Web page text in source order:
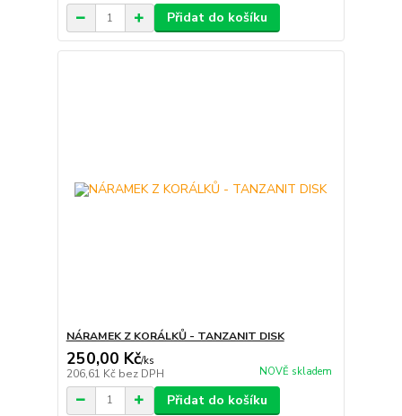
Přidat do košíku
NÁRAMEK Z KORÁLKŮ - TANZANIT DISK
250,00 Kč/ks
206,61 Kč bez DPH NOVĚ skladem
Přidat do košíku